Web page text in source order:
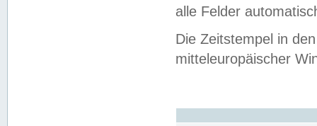
alle Felder
Die Zeitstempel in
mitteleuropäischer